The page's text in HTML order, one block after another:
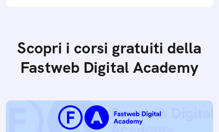
Scopri i corsi gratuiti della
Fastweb Digital Academy